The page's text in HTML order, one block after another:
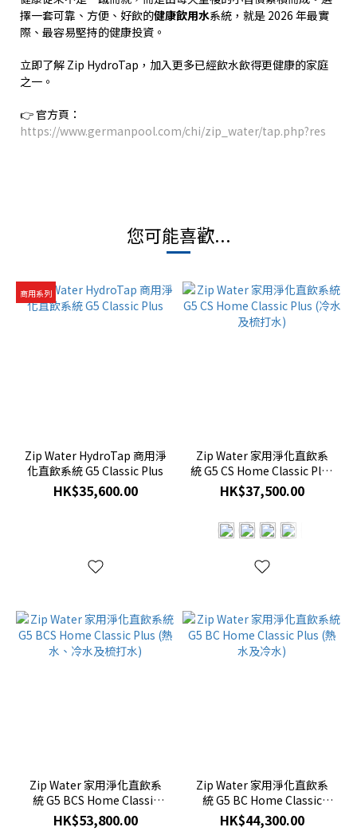
擇一套可靠、方便、好飲的健康飲用水系統，就是 2026 年最實
際、最容易堅持的健康投資。
立即了解 Zip HydroTap ，加入更多已經飲水飲得更健康的家庭
之一。
👉 官方頁：
https://www.germanpool.com/chi/zip_water/tap.php?res
您可能喜歡...
商用系列
Zip Water HydroTap 商用淨
化直飲系統 G5 Classic Plus
HK$35,600.00
Zip Water 家用淨化直飲系
統 G5 CS Home Classic Plus
(冷水及梳打水)
HK$37,500.00
Zip Water 家用淨化直飲系
統 G5 BCS Home Classic
Plus (熱水、冷水及梳打水)
HK$53,800.00
Zip Water 家用淨化直飲系
統 G5 BC Home Classic
Plus (熱水及冷水)
HK$44,300.00